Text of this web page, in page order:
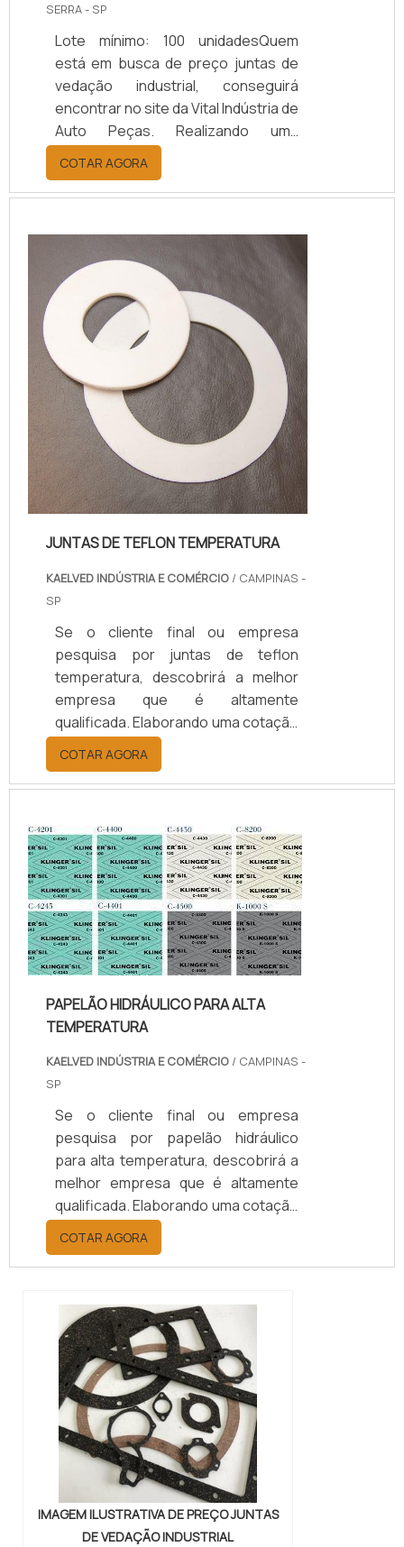
SERRA - SP
Lote mínimo: 100 unidadesQuem
está em busca de preço juntas de
vedação industrial, conseguirá
encontrar no site da Vital Indústria de
Auto Peças. Realizando uma
cotação na maior especialista do
segmento, é possível encontrar a
sofisticação, qualidade e preço
desejo é por preço juntas de
vedação industrial, com a melhor
mão de obra da Vital Indústria de
Auto Peças o cliente conseguirá
excelente custo-benefíc...
COTAR AGORA
JUNTAS DE TEFLON TEMPERATURA
KAELVED INDÚSTRIA E COMÉRCIO / CAMPINAS -
SP
Se o cliente final ou empresa
pesquisa por juntas de teflon
temperatura, descobrirá a melhor
empresa que é altamente
qualificada. Elaborando uma cotação
por meio da plataforma e
descobrindo a melhor referência do
mercado.Sim, aqui é o lugar certo!
temperatura, com os colaboradores
da kaelved obterá excelente custo-
benefício com assessoria técnica
especializada.UM POUCO MAIS
SOBRE JUNTAS DE TEFLON
TEMPERA...
COTAR AGORA
PAPELÃO HIDRÁULICO PARA ALTA
TEMPERATURA
KAELVED INDÚSTRIA E COMÉRCIO / CAMPINAS -
SP
Se o cliente final ou empresa
pesquisa por papelão hidráulico
para alta temperatura, descobrirá a
melhor empresa que é altamente
qualificada. Elaborando uma cotação
por meio da plataforma e
descobrindo a melhor referência do
mercado.MAIS INFORMAÇÕES
HIDRÁULICO PARA ALTA
TEMPERATURASe alguém pesquisar
papelão hidráulico para alta
temperatura encontra na internet a
kaelved. Uma empresa com alto
know-how em laudos ...
COTAR AGORA
IMAGEM ILUSTRATIVA DE PREÇO JUNTAS
DE VEDAÇÃO INDUSTRIAL